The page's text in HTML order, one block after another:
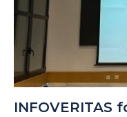
INFOVERITAS